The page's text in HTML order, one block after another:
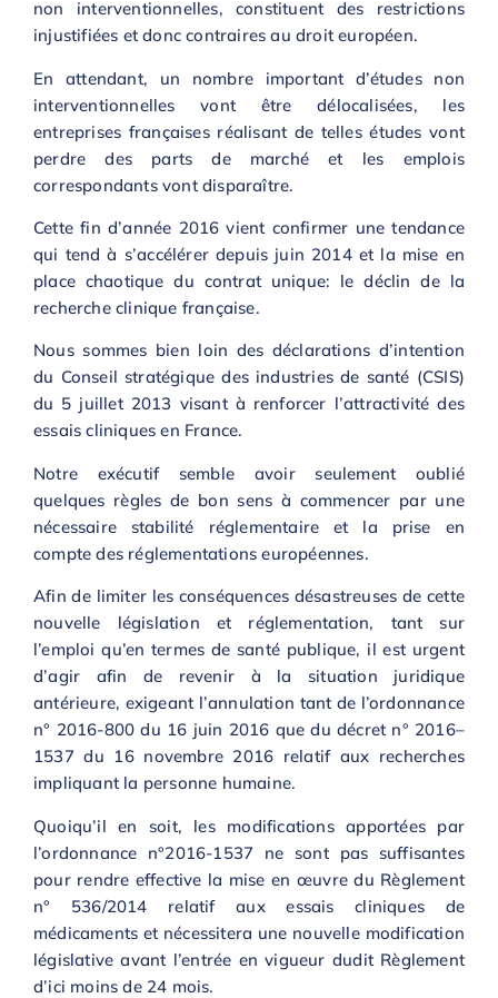
non interventionnelles, constituent des restrictions
injustifiées et donc contraires au droit européen.
En attendant, un nombre important d’études non
interventionnelles vont être délocalisées, les
entreprises françaises réalisant de telles études vont
perdre des parts de marché et les emplois
correspondants vont disparaître.
Cette fin d’année 2016 vient confirmer une tendance
qui tend à s’accélérer depuis juin 2014 et la mise en
place chaotique du contrat unique: le déclin de la
recherche clinique française.
Nous sommes bien loin des déclarations d’intention
du Conseil stratégique des industries de santé (CSIS)
du 5 juillet 2013 visant à renforcer l’attractivité des
essais cliniques en France.
Notre exécutif semble avoir seulement oublié
quelques règles de bon sens à commencer par une
nécessaire stabilité réglementaire et la prise en
compte des réglementations européennes.
Afin de limiter les conséquences désastreuses de cette
nouvelle législation et réglementation, tant sur
l’emploi qu’en termes de santé publique, il est urgent
d’agir afin de revenir à la situation juridique
antérieure, exigeant l’annulation tant de l’ordonnance
n° 2016-800 du 16 juin 2016 que du décret n° 2016–
1537 du 16 novembre 2016 relatif aux recherches
impliquant la personne humaine.
Quoiqu’il en soit, les modifications apportées par
l’ordonnance n°2016-1537 ne sont pas suffisantes
pour rendre effective la mise en œuvre du Règlement
n° 536/2014 relatif aux essais cliniques de
médicaments et nécessitera une nouvelle modification
législative avant l’entrée en vigueur dudit Règlement
d’ici moins de 24 mois.